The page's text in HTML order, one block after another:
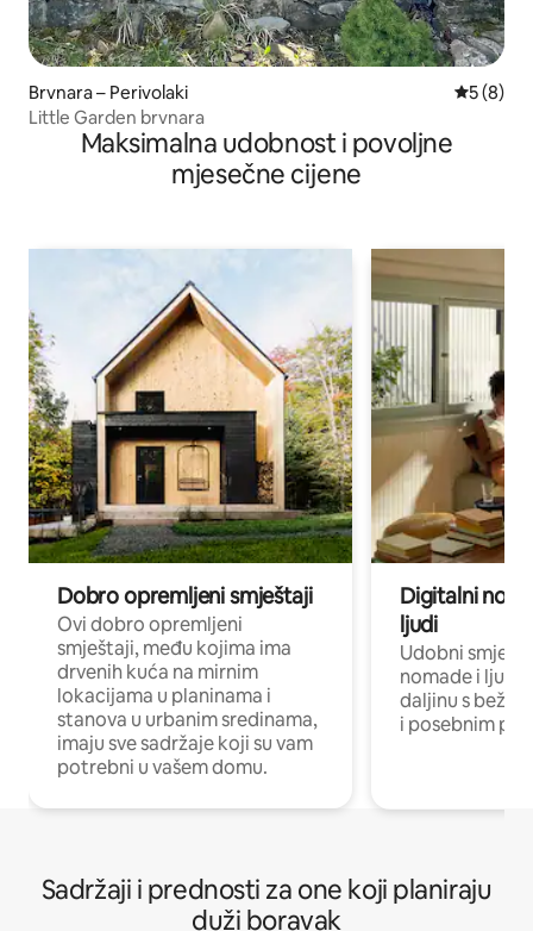
Brvnara – Perivolaki
5 (8)
Little Garden brvnara
Maksimalna udobnost i povoljne
mjesečne cijene
Dobro opremljeni smještaji
Ovi dobro opremljeni
smještaji, među kojima ima
drvenih kuća na mirnim
lokacijama u planinama i
stanova u urbanim sredinama,
imaju sve sadržaje koji su vam
potrebni u vašem domu.
Digitalni
ljudi
Udobni
nomade i ljude
daljinu s
i posebnim
Sadržaji i prednosti za one koji planiraju
duži boravak